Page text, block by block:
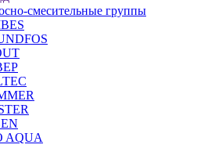
смесительные группы
AQUA